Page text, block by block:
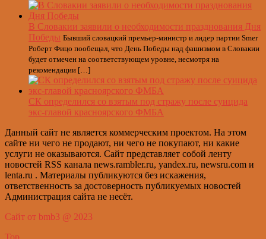
В Словакии заявили о необходимости празднования Дня
Победы Бывший словацкий премьер-министр и лидер партии Smer
Роберт Фицо пообещал, что День Победы над фашизмом в Словакии
будет отмечен на соответствующем уровне, несмотря на
рекомендации […]
СК определился со взятым под стражу после суицида
экс-главой красноярского ФМБА
Данный сайт не является коммерческим проектом. На этом
сайте ни чего не продают, ни чего не покупают, ни какие
услуги не оказываются. Сайт представляет собой ленту
новостей RSS канала news.rambler.ru, yandex.ru, newsru.com и
lenta.ru . Материалы публикуются без искажения,
ответственность за достоверность публикуемых новостей
Администрация сайта не несёт.
Сайт от bmb3 @ 2023
Top